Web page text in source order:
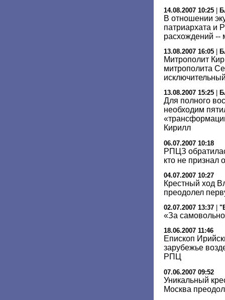
14.08.2007 10:25 |
В отношении
патриархата и
расхождений --
13.08.2007 16:05
Митрополит
митрополита
13.08.2007 15:25
Для полного
необходим
Кирилл
06.07.2007 10:18
РПЦЗ
кто не признал
04.07.2007 10:27
Крестный ход
преодолел
02.07.2007 13:37
«За
18.06.2007 11:46
Епископ
зарубежье
РПЦ
07.06.2007 09:52
Уникальный
Москва